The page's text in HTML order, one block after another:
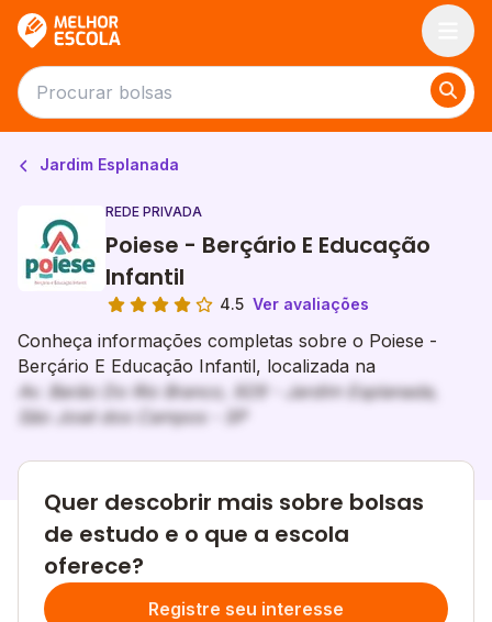
Jardim Esplanada
REDE PRIVADA
Poiese - Berçário E Educação
Infantil
4.5 Ver avaliações
Conheça informações completas sobre o Poiese -
Berçário E Educação Infantil, localizada na
Av. Barão Do Rio Branco, 929 - Jardim Esplanada,
São José dos Campos - SP
Quer descobrir mais sobre bolsas
de estudo e o que a escola
oferece?
Registre seu interesse